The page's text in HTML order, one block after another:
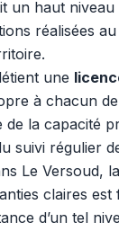
un haut
réalisées
une
à chacun
de la capacité
suivi régulier
Le Versoud,
claires
d’un tel